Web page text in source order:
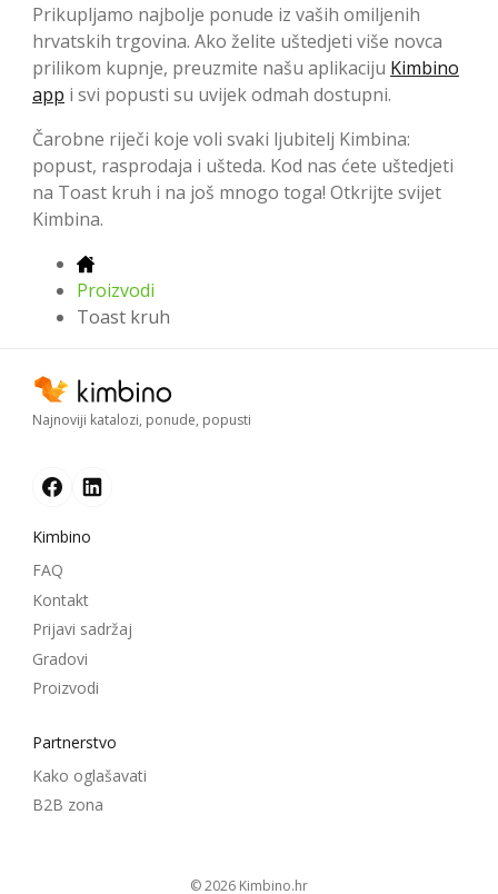
Prikupljamo najbolje ponude iz vaših omiljenih
hrvatskih trgovina. Ako želite uštedjeti više novca
prilikom kupnje, preuzmite našu aplikaciju Kimbino
app i svi popusti su uvijek odmah dostupni.
Čarobne riječi koje voli svaki ljubitelj Kimbina:
popust, rasprodaja i ušteda. Kod nas ćete uštedjeti
na Toast kruh i na još mnogo toga! Otkrijte svijet
Kimbina.
Proizvodi
Toast kruh
Najnoviji katalozi, ponude, popusti
Kimbino
FAQ
Kontakt
Prijavi sadržaj
Gradovi
Proizvodi
Partnerstvo
Kako oglašavati
B2B zona
© 2026 kimbino.hr